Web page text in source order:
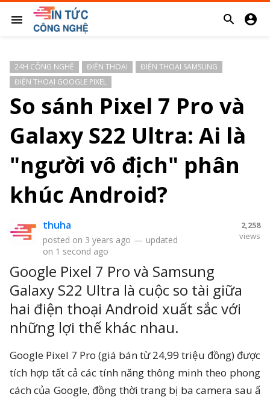
menu  
sánh giá
reserved.
24H CÔNG NGHỆ ĐIỆN THOẠI
ĐIỆN THOẠI SAMSUNG
ĐIỆN THOẠI GOOGLE PIXEL
So sánh Pixel 7 Pro và
Galaxy S22 Ultra: Ai là
"người vô địch" phân
khúc Android?
thuha
posted on 3 years ago — updated
on 1 second ago
2,258
views
Google Pixel 7 Pro và Samsung
Galaxy S22 Ultra là cuộc so tài giữa
hai điện thoại Android xuất sắc với
những lợi thế khác nhau.
Google Pixel 7 Pro (giá bán từ 24,99 triệu đồng) được
tích hợp tất cả các tính năng thông minh theo phong
cách của Google, đồng thời trang bị ba camera sau ấ